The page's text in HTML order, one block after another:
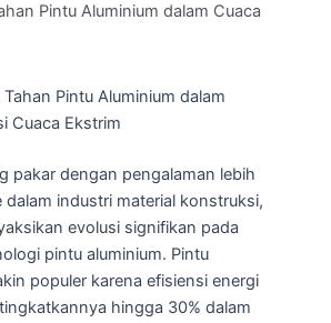
Pintu Aluminium dalam Cuaca
Pintu Aluminium dalam
Cuaca Ekstrim
pakar dengan pengalaman lebih
dalam industri material konstruksi,
evolusi signifikan pada
pintu aluminium. Pintu
populer karena efisiensi energi
hingga 30% dalam